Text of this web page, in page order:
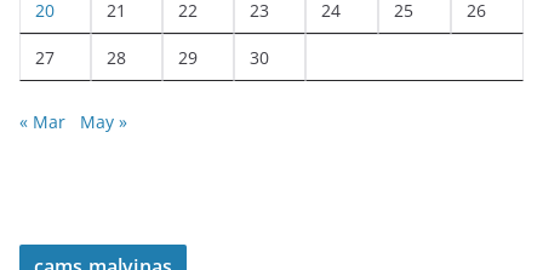
20 21 22 23 24 25 26
27 28 29 30
« Mar May »